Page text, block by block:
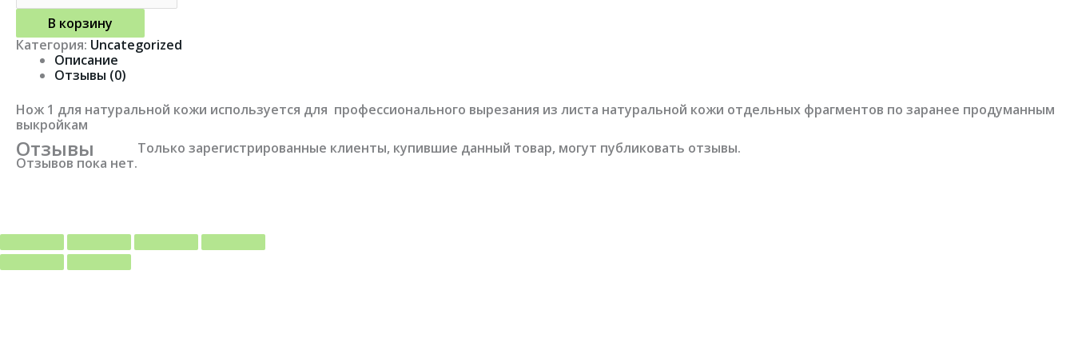
В корзину
Категория: Uncategorized
Описание
Отзывы (0)
Нож 1 для натуральной кожи используется для профессионального вырезания из листа натуральной кожи отдельных фрагментов по заранее продуманным
выкройкам
Отзывы
Отзывов пока нет.
Только зарегистрированные клиенты, купившие данный товар, могут публиковать отзывы.